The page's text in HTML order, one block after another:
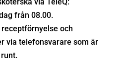
från 08.00.
och
via telefonsvarare som är